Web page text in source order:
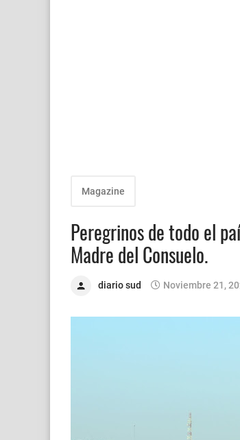
Magazine
Peregrinos de todo el
Madre del Consuelo.
diario sud Noviembre 21,